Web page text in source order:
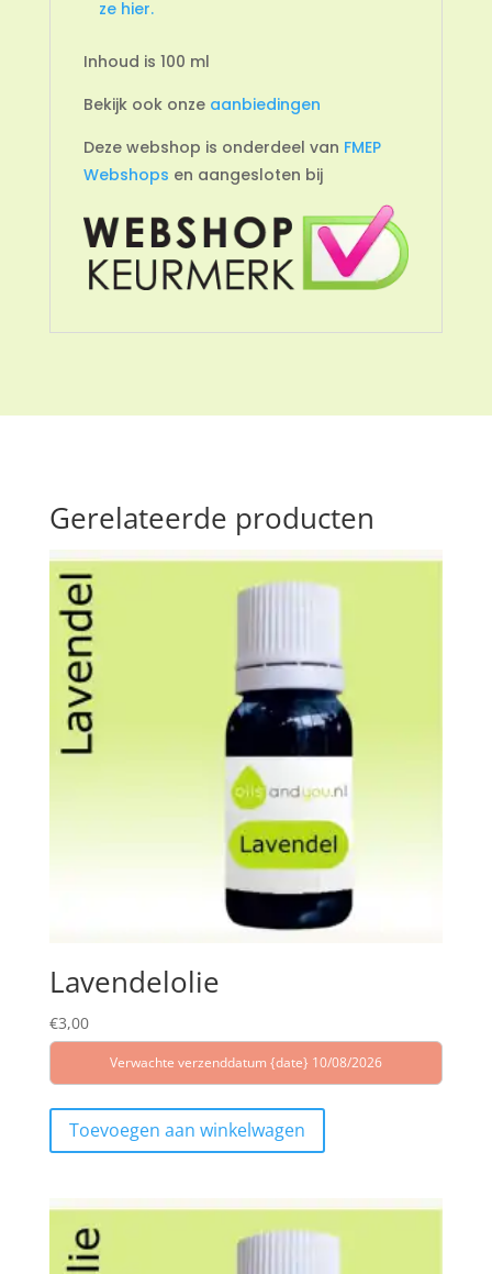
ze hier.
Inhoud is 100 ml
Bekijk ook onze aanbiedingen
Deze webshop is onderdeel van FMEP
Webshops en aangesloten bij
Gerelateerde producten
Lavendelolie
€3,00
Verwachte verzenddatum {date} 10/08/2026
Toevoegen aan winkelwagen